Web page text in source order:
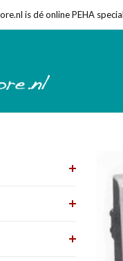
is dé online PEHA